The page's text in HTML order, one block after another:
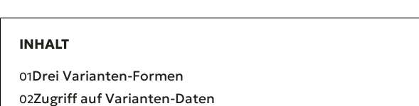
INHALT
Drei Varianten-Formen
Zugriff auf Varianten-Daten